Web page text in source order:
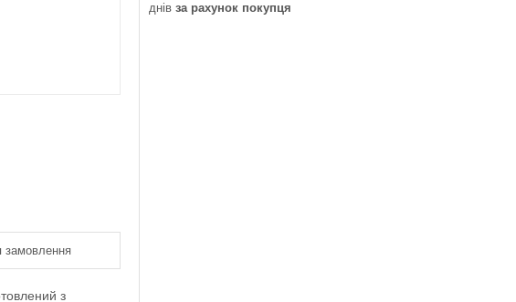
замовлення
з
днів за рахунок покупця